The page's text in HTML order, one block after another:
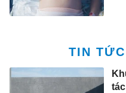
TIN